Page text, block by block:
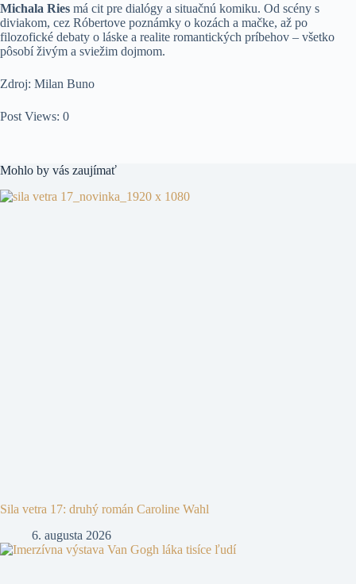
Michala Ries má cit pre dialógy a situačnú komiku. Od scény s
diviakom, cez Róbertove poznámky o kozách a mačke, až po
filozofické debaty o láske a realite romantických príbehov – všetko
pôsobí živým a sviežim dojmom.
Zdroj: Milan Buno
Post Views: 0
Mohlo by vás zaujímať
Sila vetra 17: druhý román Caroline Wahl
6. augusta 2026